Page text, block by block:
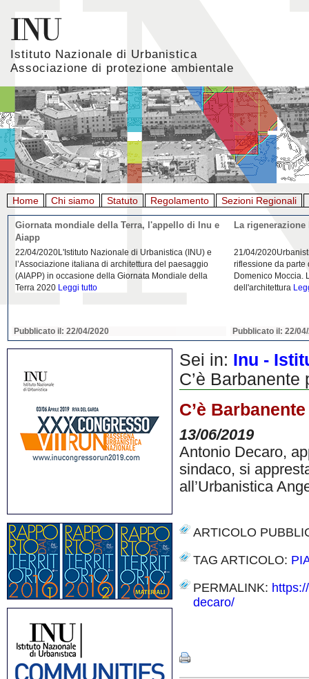
Istituto Nazionale di Urbanistica
Associazione di protezione ambientale
Home Chi siamo Statuto Regolamento Sezioni Regionali
Giornata mondiale della Terra, l'appello di Inu e
Aiapp
22/04/2020L'Istituto Nazionale di Urbanistica (INU) e
l’Associazione italiana di architettura del paesaggio
(AIAPP) in occasione della Giornata Mondiale della
Terra 2020 Leggi tutto
Pubblicato il: 22/04/2020
La
21/04/
riflessione da parte
Domenico Moccia.
dell'architettura
Pubblicato il: 22/
Sei in: Inu -
C’è
C’è
13/06/2019
Antonio Decaro,
sindaco, si
all’Urbanistica
ARTICOLO
TAG ARTICOLO:
PERMALINK:
decaro/